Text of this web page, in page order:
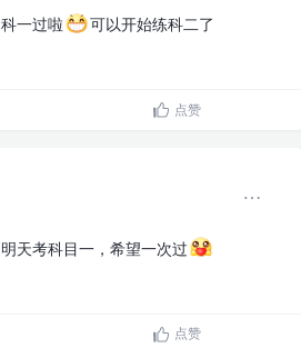
科一过啦 可以开始练科二了
点赞
明天考科目一，希望一次过
点赞